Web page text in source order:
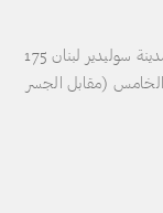
المقر الرئيسي لشركة سيلكور القابضة في بيروت وسط مدينة سوليدير لبنان 175
(مقابل الجسر